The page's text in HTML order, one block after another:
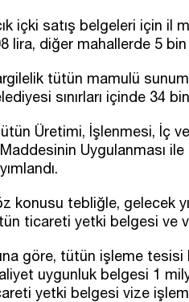
içki satış belgeleri için il
lira, diğer mahallerde 5
tütün mamulü
sınırları içinde 34
Üretimi, İşlenmesi, İç
Uygulanması
konusu tebliğle, gelecek
ticareti yetki belgesi ve
göre, tütün işleme
uygunluk belgesi 1
yetki belgesi vize